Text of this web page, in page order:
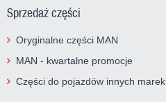
Sprzedaż części
Oryginalne części MAN
MAN - kwartalne promocje
Części do pojazdów innych marek